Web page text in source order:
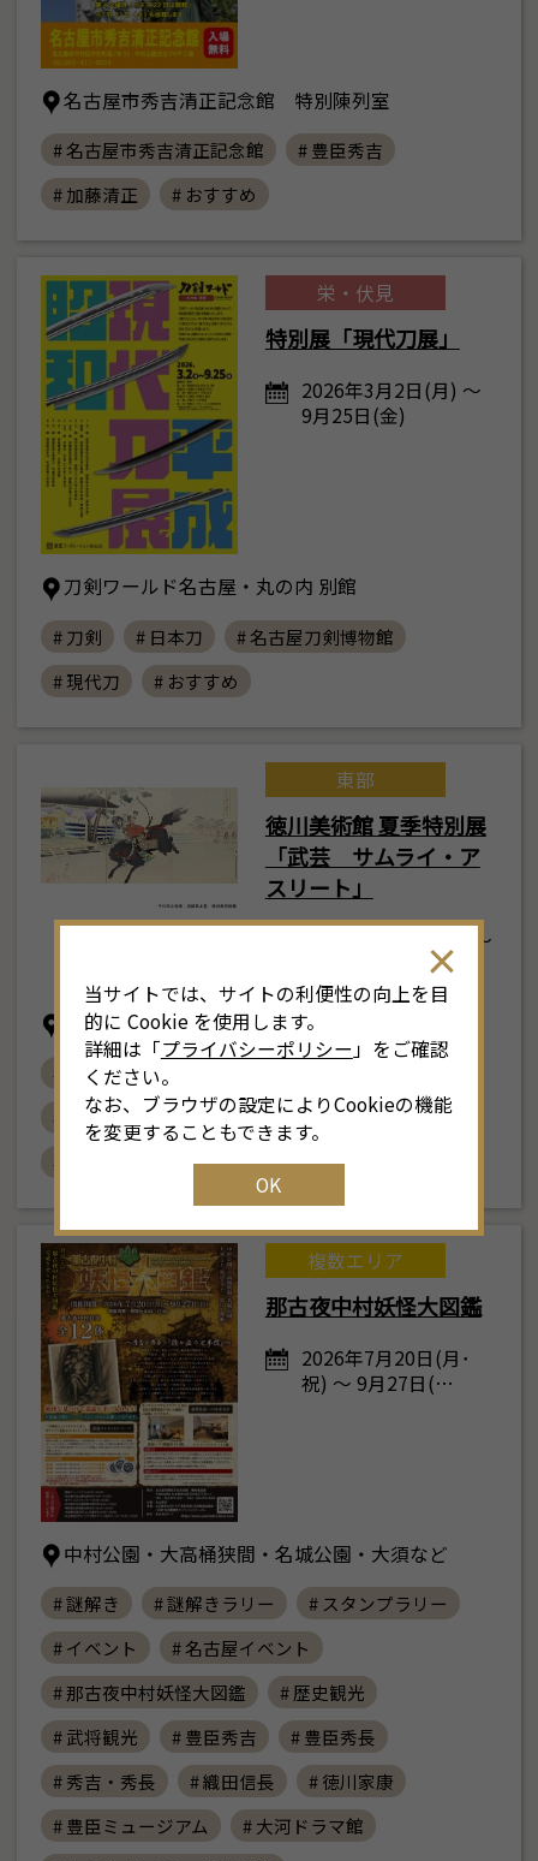
名古屋市秀吉清正記念館 特別陳列室
# 名古屋市秀吉清正記念館
# 豊臣秀吉
# 加藤清正
# おすすめ
栄・伏見
特別展「現代刀展」
2026年3月2日(月) ～
9月25日(金)
刀剣ワールド名古屋・丸の内 別館
# 刀剣 # 日本刀
# 名古屋刀剣博物館
# 現代刀
# おすすめ
東部
徳川美術館 夏季特別展
「武芸 サムライ・ア
スリート」
2026年7月25日(土) ～
徳川美術館・名古屋市蓬左文庫
# 徳川美術館
# 夏季特別展
# 武芸 サムライアスリート
# おすすめ
複数エリア
那古夜中村妖怪大図鑑
2026年7月20日(月･
祝) ～ 9月27日(…
中村公園・大高桶狭間・名城公園・大須など
# 謎解き # 謎解きラリー
# スタンプラリー
# イベント
# 名古屋イベント
# 那古夜中村妖怪大図鑑
# 歴史観光
# 武将観光
# 豊臣秀吉
# 豊臣秀長
# 秀吉・秀長
# 織田信長
# 徳川家康
# 豊臣ミュージアム
# 大河ドラマ館
当サイトでは、サイトの利便性の向上を目
的に Cookie を使用します。
詳細は「プライバシーポリシー 」をご確認
ください。
なお、ブラウザの設定によりCookieの機能
を変更することもできます。
OK